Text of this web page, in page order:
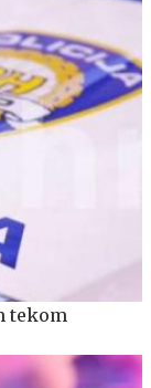
tekom